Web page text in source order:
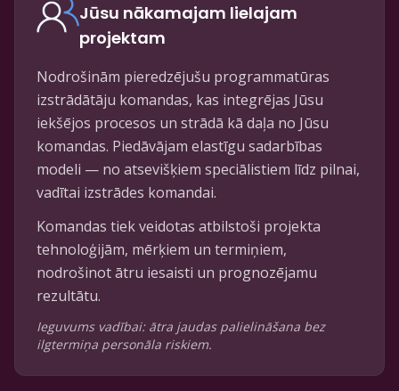
Jūsu nākamajam lielajam
projektam
Nodrošinām pieredzējušu programmatūras
izstrādātāju komandas, kas integrējas Jūsu
iekšējos procesos un strādā kā daļa no Jūsu
komandas. Piedāvājam elastīgu sadarbības
modeli — no atsevišķiem speciālistiem līdz pilnai,
vadītai izstrādes komandai.
Komandas tiek veidotas atbilstoši projekta
tehnoloģijām, mērķiem un termiņiem,
nodrošinot ātru iesaisti un prognozējamu
rezultātu.
Ieguvums vadībai: ātra jaudas palielināšana bez
ilgtermiņa personāla riskiem.